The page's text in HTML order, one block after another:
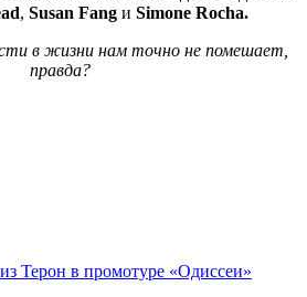
, Susan Fang и Simone Rocha.
в жизни нам точно не помешает,
правда?